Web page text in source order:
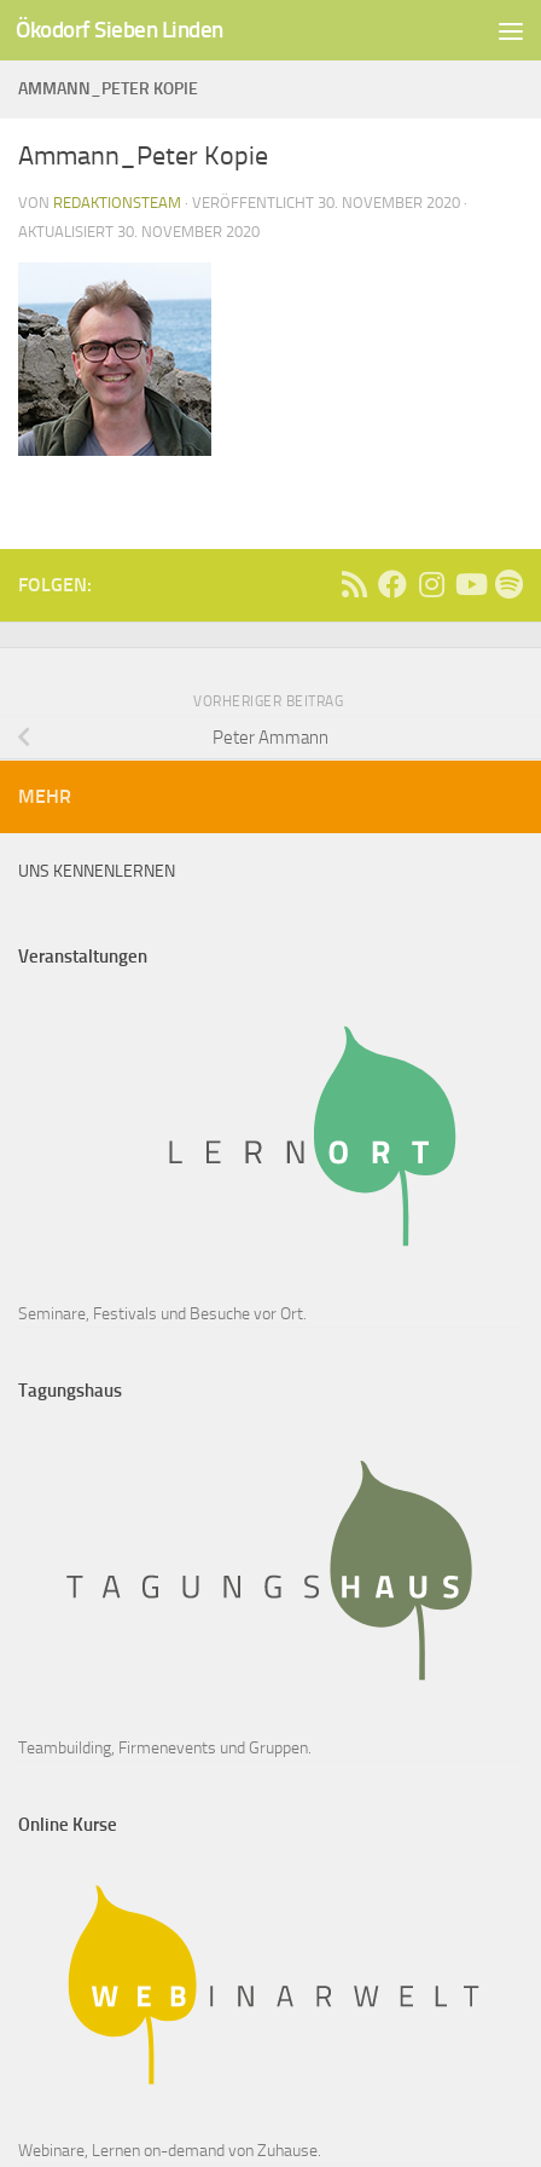
Unter dem Inhalt
Ökodorf Sieben Linden
AMMANN_PETER KOPIE
Ammann_Peter Kopie
VON REDAKTIONSTEAM · VERÖFFENTLICHT 30. NOVEMBER 2020 ·
AKTUALISIERT 30. NOVEMBER 2020
FOLGEN:
VORHERIGER BEITRAG
Peter Ammann
MEHR
UNS KENNENLERNEN
Veranstaltungen
Seminare, Festivals und Besuche vor Ort.
Tagungshaus
Teambuilding, Firmenevents und Gruppen.
Online Kurse
Webinare, Lernen on-demand von Zuhause.